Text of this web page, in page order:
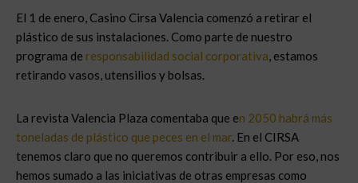
El 1 de enero, Casino Cirsa Valencia comenzó a retirar el
plástico de sus instalaciones. Como parte de nuestro
programa de responsabilidad social corporativa, estamos
retirando vasos, utensilios y bolsas.
La revista Valencia Plaza comentaba que en 2050 habrá más
toneladas de plástico que peces en el mar. En el CIRSA
tenemos claro que no queremos contribuir a ello. Por eso, nos
hemos sumado a las iniciativas de otras empresas como